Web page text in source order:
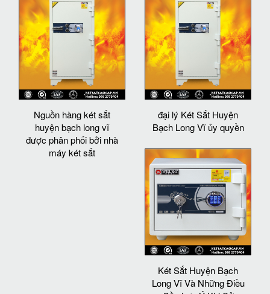
Nguồn hàng két sắt
huyện bạch long vĩ
được phân phối bởi nhà
máy két sắt
đại lý Két Sắt Huyện
Bạch Long Vĩ ủy quyền
Két Sắt Huyện Bạch
Long Vĩ Và Những Điều